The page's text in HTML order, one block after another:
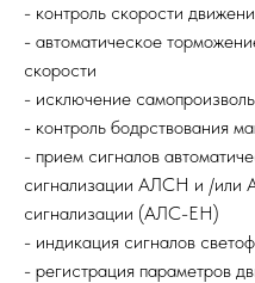
- контроль скорости
- автоматическое
скорости
- исключение
- контроль бодрствования
- прием сигналов
сигнализации АЛСН и /или
сигнализации (АЛС-ЕН)
- индикация сигналов
- регистрация параметров